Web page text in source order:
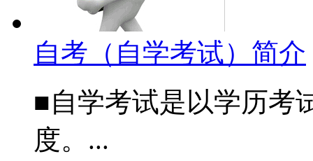
自考（自学考试）简介
■自学考试是以学历考
度。...